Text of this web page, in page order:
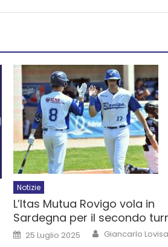
Notizie
L’Itas Mutua Rovigo vola in
Sardegna per il secondo
25 Luglio 2025 Giancarlo